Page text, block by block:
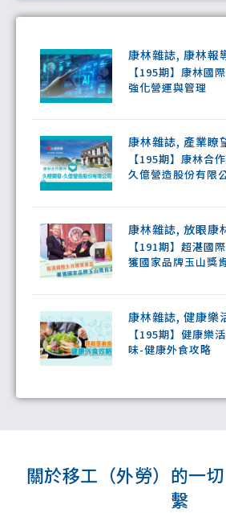
康林雜誌, 康林報
【195期】康林國
強化營運與管理
康林雜誌, 產業瞭
【195期】康林合
久億營造股份有限
康林雜誌,放眼康
【191期】超湛國
獲國家品牌玉山獎
康林雜誌,健康樂
【195期】健康樂
味-健康外食攻略
關於移⼯（外勞）的⼀
繫